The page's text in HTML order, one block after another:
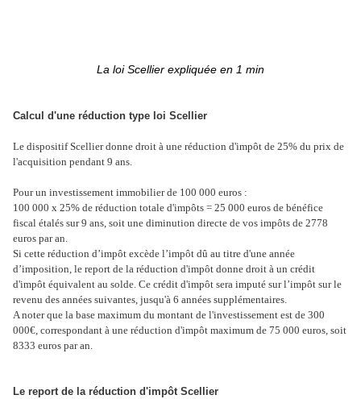
La loi Scellier expliquée en 1 min
Calcul d'une réduction type loi Scellier
Le dispositif Scellier donne droit à une réduction d'impôt de 25% du prix de
l'acquisition pendant 9 ans.
Pour un investissement immobilier de 100 000 euros :
100 000 x 25% de réduction totale d'impôts = 25 000 euros de bénéfice
fiscal étalés sur 9 ans, soit une diminution directe de vos impôts de 2778
euros par an.
Si cette réduction d’impôt excède l’impôt dû au titre d'une année
d’imposition, le report de la réduction d'impôt donne droit à un crédit
d'impôt équivalent au solde. Ce crédit d'impôt sera imputé sur l’impôt sur le
revenu des années suivantes, jusqu'à 6 années supplémentaires.
A noter que la base maximum du montant de l'investissement est de 300
000€, correspondant à une réduction d'impôt maximum de 75 000 euros, soit
8333 euros par an.
Le report de la réduction d'impôt Scellier